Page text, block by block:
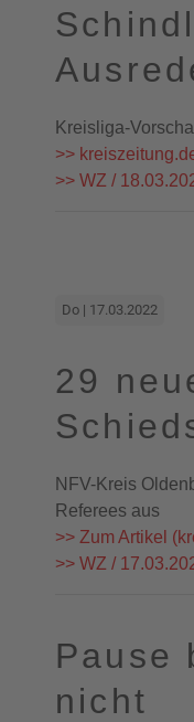
Kreisliga-
>>
>> WZ /
Do | 17.03.2022
29
NFV-Kreis
Referees aus
>> Zum Artikel
>> WZ /
Pause
nicht